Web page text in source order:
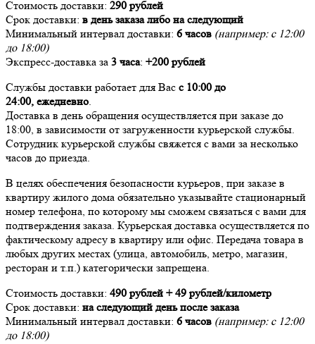
Стоимость доставки: 290 рублей
Срок доставки: в день заказа либо на следующий
Минимальный интервал доставки: 6 часов (например: с 12:00
до 18:00)
Экспресс-доставка за 3 часа: +200 рублей
Службы доставки работает для Вас с 10:00 до
24:00, ежедневно.
Доставка в день обращения осуществляется при заказе до
18:00, в зависимости от загруженности курьерской службы.
Сотрудник курьерской службы свяжется с вами за несколько
часов до приезда.
В целях обеспечения безопасности курьеров, при заказе в
квартиру жилого дома обязательно указывайте стационарный
номер телефона, по которому мы сможем связаться с вами для
подтверждения заказа. Курьерская доставка осуществляется по
фактическому адресу в квартиру или офис. Передача товара в
любых других местах (улица, автомобиль, метро, магазин,
ресторан и т.п.) категорически запрещена.
Стоимость доставки: 490 рублей + 49 рублей/километр
Срок доставки: на следующий день после заказа
Минимальный интервал доставки: 6 часов (например: с 12:00
до 18:00)